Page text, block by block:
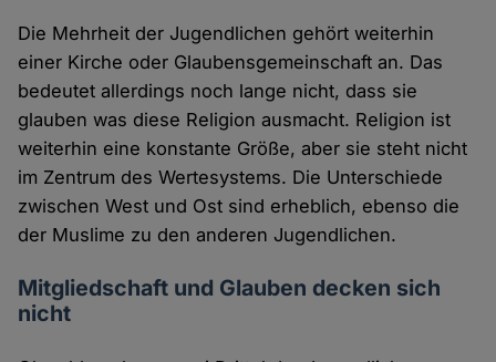
Die Mehrheit der Jugendlichen gehört weiterhin
einer Kirche oder Glaubensgemeinschaft an. Das
bedeutet allerdings noch lange nicht, dass sie
glauben was diese Religion ausmacht. Religion ist
weiterhin eine konstante Größe, aber sie steht nicht
im Zentrum des Wertesystems. Die Unterschiede
zwischen West und Ost sind erheblich, ebenso die
der Muslime zu den anderen Jugendlichen.
Mitgliedschaft und Glauben decken sich
nicht